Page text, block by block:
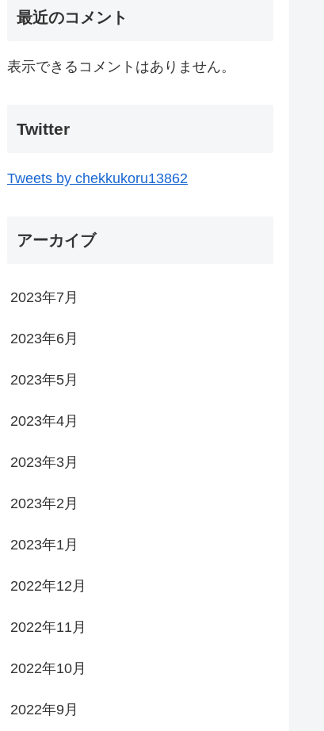
最近のコメント
表示できるコメントはありません。
Twitter
Tweets by chekkukoru13862
アーカイブ
2023年7月
2023年6月
2023年5月
2023年4月
2023年3月
2023年2月
2023年1月
2022年12月
2022年11月
2022年10月
2022年9月